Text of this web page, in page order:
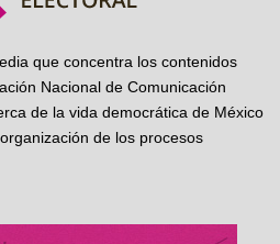
que concentra los contenidos
Nacional de Comunicación
de la vida democrática de México
de los procesos